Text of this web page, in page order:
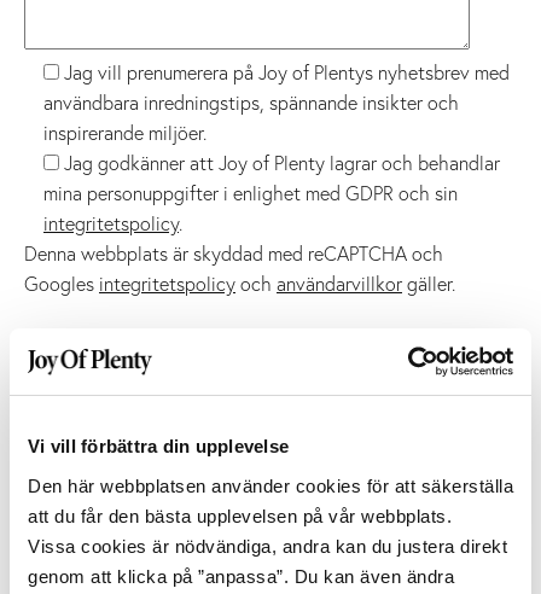
Vi vill förbättra din upplevelse
Den här webbplatsen använder cookies för att säkerställa
att du får den bästa upplevelsen på vår webbplats.
Vissa cookies är nödvändiga, andra kan du justera direkt
genom att klicka på ”anpassa”. Du kan även ändra
Jag vill prenumerera på Joy of Plentys nyhetsbrev med
användbara inredningstips, spännande insikter och
inspirerande miljöer.
Jag godkänner att Joy of Plenty lagrar och behandlar
mina personuppgifter i enlighet med GDPR och sin
integritetspolicy.
Denna webbplats är skyddad med reCAPTCHA och
Googles integritetspolicyoch användarvillkorgäller.